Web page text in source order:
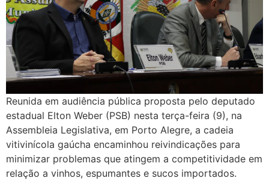
Reunida em audiência pública proposta pelo deputado
estadual Elton Weber (PSB) nesta terça-feira (9), na
Assembleia Legislativa, em Porto Alegre, a cadeia
vitivinícola gaúcha encaminhou reivindicações para
minimizar problemas que atingem a competitividade em
relação a vinhos, espumantes e sucos importados.